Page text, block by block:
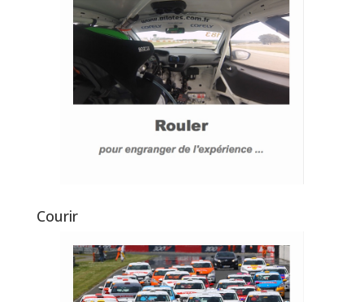
Courir